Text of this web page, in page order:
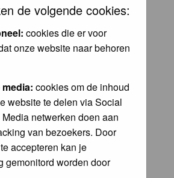
de volgende cookies:
cookies die er voor
onze website naar behoren
cookies om de inhoud
website te delen via Social
netwerken doen aan
van bezoekers. Door
accepteren kan je
gemonitord worden door
each visit:
password